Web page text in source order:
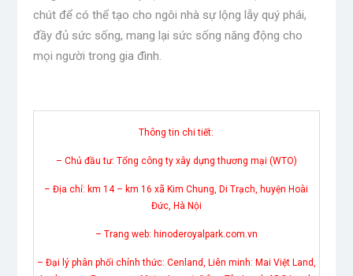
chút để có thể tạo cho ngôi nhà sự lộng lẫy quý phái,
đầy đủ sức sống, mang lại sức sống năng động cho
mọi người trong gia đình.
Thông tin chi tiết:
– Chủ đầu tư: Tổng công ty xây dựng thương mại (WTO)
– Địa chỉ: km 14 – km 16 xã Kim Chung, Di Trạch, huyện Hoài
Đức, Hà Nội
– Trang web: hinoderoyalpark.com.vn
– Đại lý phân phối chính thức: Cenland, Liên minh: Mai Việt Land,